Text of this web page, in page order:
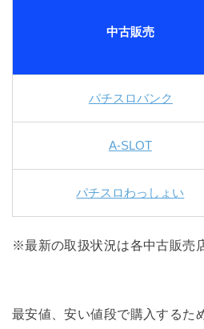
中古販売
パチスロバンク
A-SLOT
パチスロわっしょい
※最新の取扱状況は各中古販売
最安値、安い値段で購入するた